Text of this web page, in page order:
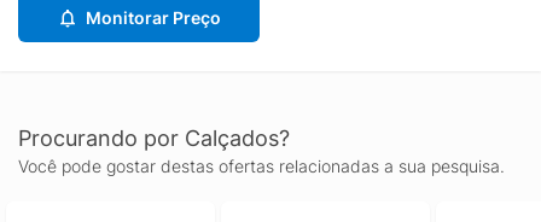
Monitorar Preço
Procurando por Calçados?
Você pode gostar destas ofertas relacionadas a sua pesquisa.